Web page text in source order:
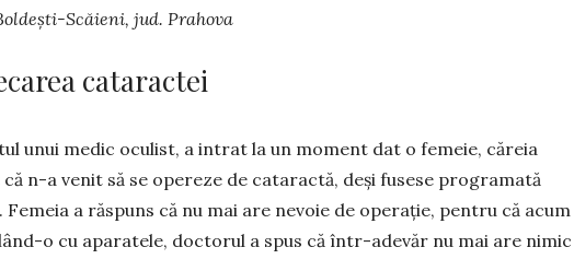
Scăieni, jud. Prahova
cataractei
unui medic oculist, a intrat la un moment dat o femeie, căreia
n-a venit să se opereze de cataractă, deși fusese progra­mată
Femeia a răs­puns că nu mai are ne­voie de operație, pentru că acum
o cu apa­ra­tele, doctorul a spus că într-ade­văr nu mai are nimic